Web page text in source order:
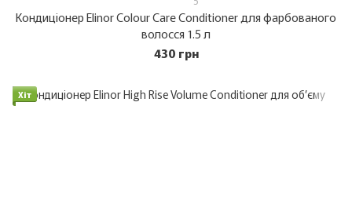
Кондиціонер Elinor Colour Care Conditioner для фарбованого
волосся 1.5 л
430 грн
Хіт